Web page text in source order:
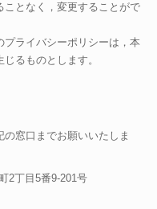
となく，変更することがで
ライバシーポリシーは，本
るものとします。
窓口までお願いいたしま
2丁目5番9-201号